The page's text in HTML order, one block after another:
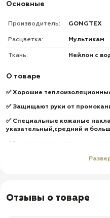
Основные
Производитель: GONGTEX
Расцветка: Мультикам
Ткань: Нейлон с
О товаре
✅ Хорошие
✅ Защищают руки от
✅ Специальные кожаные
указательный,средний и
✅ Эластичные
✅ D образные кольца и
снаряжения
Отзывы о товаре